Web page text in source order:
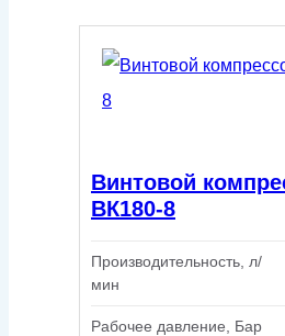
Винтовой
ВК180-8
Производительность, л/
мин
Рабочее давление, Бар